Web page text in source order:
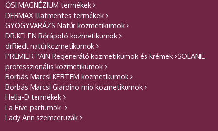
ŐSI MAGNÉZIUM termékek
DERMAX Illatmentes termékek
GYÓGYVARÁZS Natúr kozmetikumok
DR.KELEN Bőrápoló kozmetikumok
drRiedl natúrkozmetikumok
PREMIER PAIN Regeneráló kozmetikumok és krémek SOLANIE
professzionális kozmetikumok
Borbás Marcsi KERTEM kozmetikumok
Borbás Marcsi Giardino mio kozmetikumok
Helia-D termékek
La Rive parfümök
Lady Ann szemceruzák